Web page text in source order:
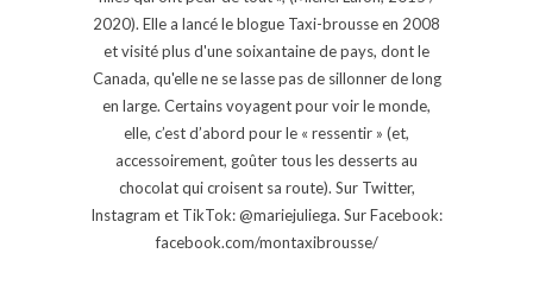
2020). Elle a lancé le blogue Taxi-brousse en 2008
et visité plus d'une soixantaine de pays, dont le
Canada, qu'elle ne se lasse pas de sillonner de long
en large. Certains voyagent pour voir le monde,
elle, c’est d’abord pour le « ressentir » (et,
accessoirement, goûter tous les desserts au
chocolat qui croisent sa route). Sur Twitter,
Instagram et TikTok: @mariejuliega. Sur Facebook:
facebook.com/montaxibrousse/